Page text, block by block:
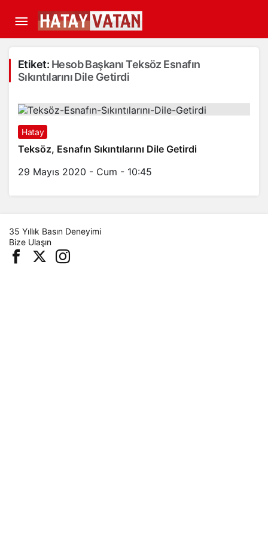
Etiket: Hesob Başkanı Teksöz Esnafın
Sıkıntılarını Dile Getirdi
Hatay
Teksöz, Esnafın Sıkıntılarını Dile Getirdi
29 Mayıs 2020 - Cum - 10:45
35 Yıllık Basın Deneyimi
Bize Ulaşın